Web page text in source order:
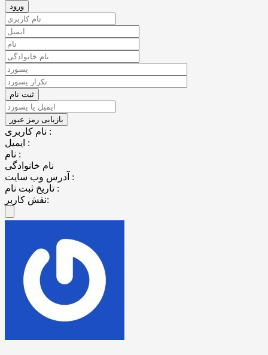
نام کاربری :
ایمیل :
نام :
نام خانوادگی
آدرس وب سایت :
تاریخ ثبت نام :
نقش کاربر: